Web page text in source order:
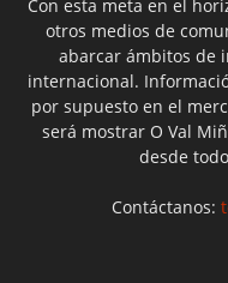
Con esta meta en el
otros medios de
abarcar ámbitos de
internacional.
por supuesto en el
será mostrar O Val
desde
Contáctanos: